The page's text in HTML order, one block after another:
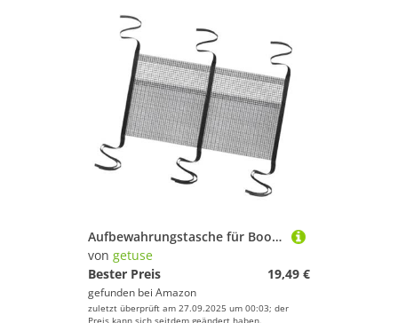
Aufbewahrungstasche für Boote mit Riemen, Netz-Aufbewahrung für Bootsausrüstung und Zubehör, 80 x 40 cm
von getuse
Bester Preis
19,49 €
gefunden bei Amazon
zuletzt überprüft am 27.09.2025 um 00:03; der
Preis kann sich seitdem geändert haben.